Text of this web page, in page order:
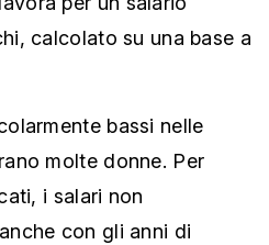
calcolato su una base a
bassi nelle
molte donne. Per
i salari non
con gli anni di